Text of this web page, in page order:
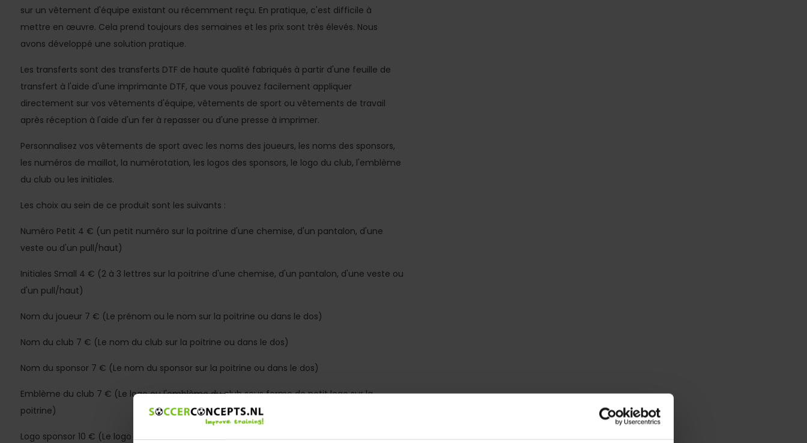
sur un vêtement d'équipe existant ou récemment reçu. En pratique, c'est difficile à
mettre en œuvre. Cela prend toujours des semaines et les prix sont très élevés. Nous
avons développé une solution pratique.
Les transferts sont des transferts DTF de haute qualité fabriqués à partir d'une feuille de
transfert à l'aide d'une imprimante DTF, que vous pouvez facilement appliquer
directement sur vos vêtements d'équipe, vêtements de sport ou vêtements de travail
après réception à l'aide d'un fer à repasser ou d'une presse à imprimer.
Personnalisez vos vêtements de sport avec les noms des joueurs, les noms des sponsors,
les numéros de maillot, la numérotation, les logos des sponsors, le logo du club, l'emblème
du club ou les initiales.
Les choix au sein de ce produit sont les suivants :
Numéro Petit 4 € (un petit numéro sur la poitrine d'une chemise, d'un pantalon, d'une
veste ou d'un pull/haut)
Initiales Small 4 € (2 à 3 lettres sur la poitrine d'une chemise, d'un pantalon, d'une veste ou
d'un pull/haut)
Nom du joueur 7 € (Le prénom ou le nom sur la poitrine ou dans le dos)
Nom du club 7 € (Le nom du club sur la poitrine ou dans le dos)
Nom du sponsor 7 € (Le nom du sponsor sur la poitrine ou dans le dos)
Emblème du club 7 € (Le logo ou l'emblème du club sous forme de petit logo sur la
poitrine)
Logo sponsor 10 € (Le logo sponsor sur la poitrine ou dans le dos)